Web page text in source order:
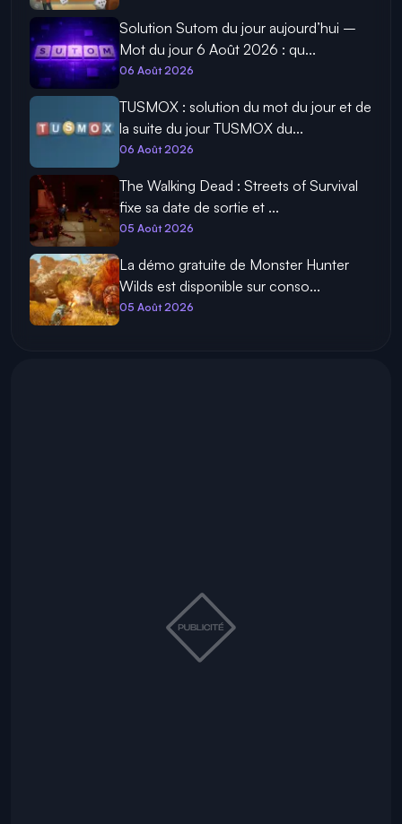
Solution Sutom du jour aujourd’hui –
Mot du jour 6 Août 2026 : qu...
06 Août 2026
TUSMOX : solution du mot du jour et de
la suite du jour TUSMOX du...
06 Août 2026
The Walking Dead : Streets of Survival
fixe sa date de sortie et ...
05 Août 2026
La démo gratuite de Monster Hunter
Wilds est disponible sur conso...
05 Août 2026